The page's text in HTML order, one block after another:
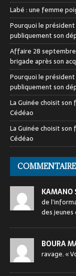
Labé : une femme
Pourquoi le
publiquement son
Affaire 28 septembre
brigade après son
Pourquoi le
publiquement son
La Guinée choisit son
Cédéao
La Guinée choisit son
Cédéao
KAMANO
de
des
BOURA
ravage. «